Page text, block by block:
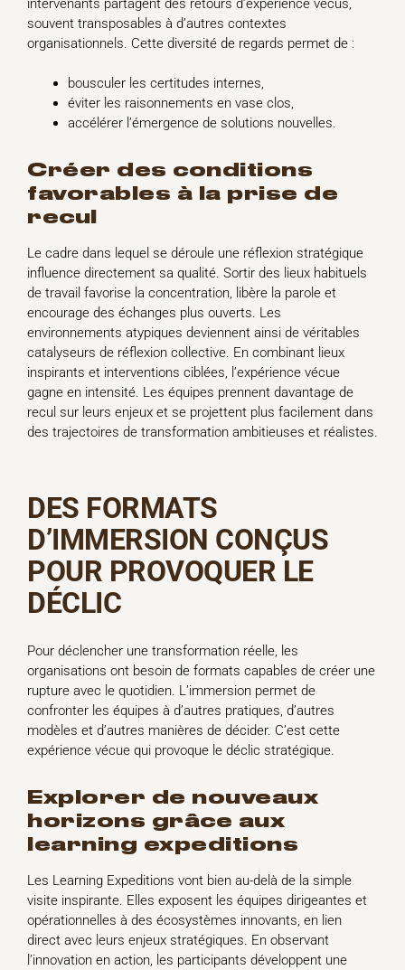
intervenants partagent des retours d’expérience vécus,
souvent transposables à d’autres contextes
organisationnels. Cette diversité de regards permet de :
bousculer les certitudes internes,
éviter les raisonnements en vase clos,
accélérer l’émergence de solutions nouvelles.
créer des conditions
favorables à la prise de
recul
Le cadre dans lequel se déroule une réflexion stratégique
influence directement sa qualité. Sortir des lieux habituels
de travail favorise la concentration, libère la parole et
encourage des échanges plus ouverts. Les
environnements atypiques deviennent ainsi de véritables
catalyseurs de réflexion collective. En combinant lieux
inspirants et interventions ciblées, l’expérience vécue
gagne en intensité. Les équipes prennent davantage de
recul sur leurs enjeux et se projettent plus facilement dans
des trajectoires de transformation ambitieuses et réalistes.
DES FORMATS
D’IMMERSION CONÇUS
POUR PROVOQUER LE
DÉCLIC
Pour déclencher une transformation réelle, les
organisations ont besoin de formats capables de créer une
rupture avec le quotidien. L’immersion permet de
confronter les équipes à d’autres pratiques, d’autres
modèles et d’autres manières de décider. C’est cette
expérience vécue qui provoque le déclic stratégique.
explorer de nouveaux
horizons grâce aux
learning expeditions
Les Learning Expeditions vont bien au-delà de la simple
visite inspirante. Elles exposent les équipes dirigeantes et
opérationnelles à des écosystèmes innovants, en lien
direct avec leurs enjeux stratégiques. En observant
l’innovation en action, les participants développent une